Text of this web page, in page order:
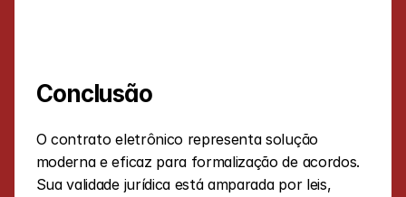
Conclusão
O contrato eletrônico representa solução
moderna e eficaz para formalização de acordos.
Sua validade jurídica está amparada por leis,